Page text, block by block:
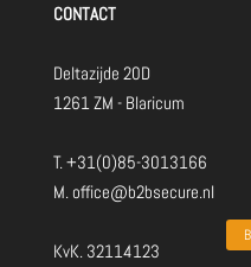
CONTACT
Deltazijde 20D
1261 ZM - Blaricum
T. +31(0)85-3013166
M. office@b2bsecure.nl
KvK. 32114123